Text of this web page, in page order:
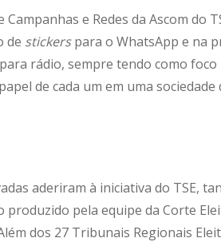
e Redes da Ascom do
de stickerspara o WhatsApp e na
rádio, sempre tendo como foco
de cada um em uma sociedade
aderiram à iniciativa do TSE,
produzido pela equipe da Corte
dos 27 Tribunais Regionais